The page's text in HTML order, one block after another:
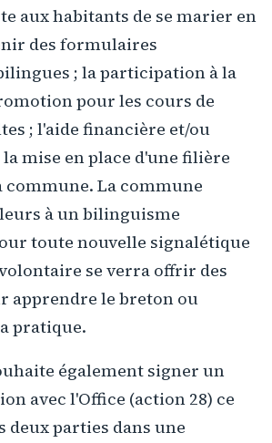
aux habitants de se marier en
des formulaires
; la participation à la
pour les cours de
; l'aide financière et/ou
mise en place d'une filière
La commune
à un bilinguisme
toute nouvelle signalétique
se verra offrir des
apprendre le breton ou
pratique.
également signer un
avec l'Office (action 28) ce
deux parties dans une